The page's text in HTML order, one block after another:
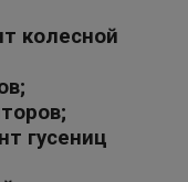
колесной
гусениц